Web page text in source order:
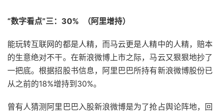
“数字看点”三：30% （阿里增持）
能玩转互联网的都是人精，而马云更是人精中的人精，赔本
的生意绝对不干。在新浪微博上市之际，马云又狠狠地抄了
一把底。根据招股书信息，阿里巴巴所持有新浪微博股份已
从之前的18%增持到30%。
曾有人猜测阿里巴巴入股新浪微博是为了抢占舆论阵地，回